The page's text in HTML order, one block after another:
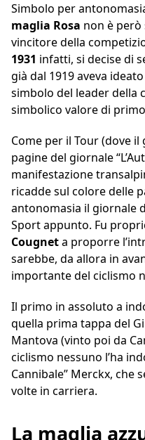
Simbolo per
maglia Rosa non è però
vincitore della
1931 infatti, si decise di
già dal 1919 aveva
simbolo del leader della
simbolico valore di
Come per il Tour (dove
pagine del giornale
manifestazione
ricadde sul colore delle
antonomasia il giornale
Sport appunto. Fu
Cougneta proporre
sarebbe, da allora in
importante del ciclismo
Il primo in assoluto a
quella prima tappa del
Mantova (vinto poi da
ciclismo nessuno l’ha
Cannibale” Merckx, che
volte in carriera.
La maglia